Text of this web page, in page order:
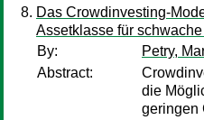
Das Crowdinvesting-
Assetklasse für
By:
Petry,
Abstract:
die
geringen